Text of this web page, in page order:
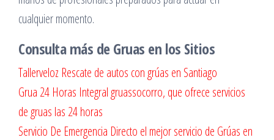
cualquier momento.
Consulta más de Gruas en los Sitios
Tallerveloz Rescate de autos con grúas en Santiago
Grua 24 Horas Integral gruassocorro, que ofrece servicios
de gruas las 24 horas
Servicio De Emergencia Directo el mejor servicio de Grúas en